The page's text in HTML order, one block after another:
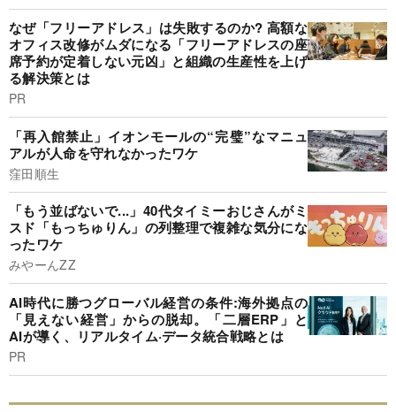
なぜ「フリーアドレス」は失敗するのか? 高額な
オフィス改修がムダになる「フリーアドレスの座
席予約が定着しない元凶」と組織の生産性を上げ
る解決策とは
PR
「再入館禁止」イオンモールの“完璧”なマニュ
アルが人命を守れなかったワケ
窪田順生
「もう並ばないで...」40代タイミーおじさんがミ
スド「もっちゅりん」の列整理で複雑な気分にな
ったワケ
みやーんZZ
AI時代に勝つグローバル経営の条件:海外拠点の
「見えない経営」からの脱却。「二層ERP」と
AIが導く、リアルタイム·データ統合戦略とは
PR